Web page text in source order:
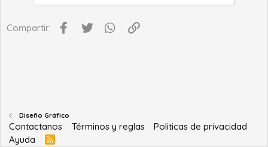
Compartir: Facebook
Twitter WhatsApp
Diseño Gráfico
Contactanos Términos y reglas
Politicas de privacidad
Ayuda
R